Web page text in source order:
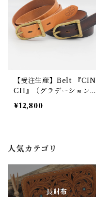
【受注生産】Belt 『CIN
CH』（グラデーション・
コンビ）
¥12,800
人気カテゴリ
長財布